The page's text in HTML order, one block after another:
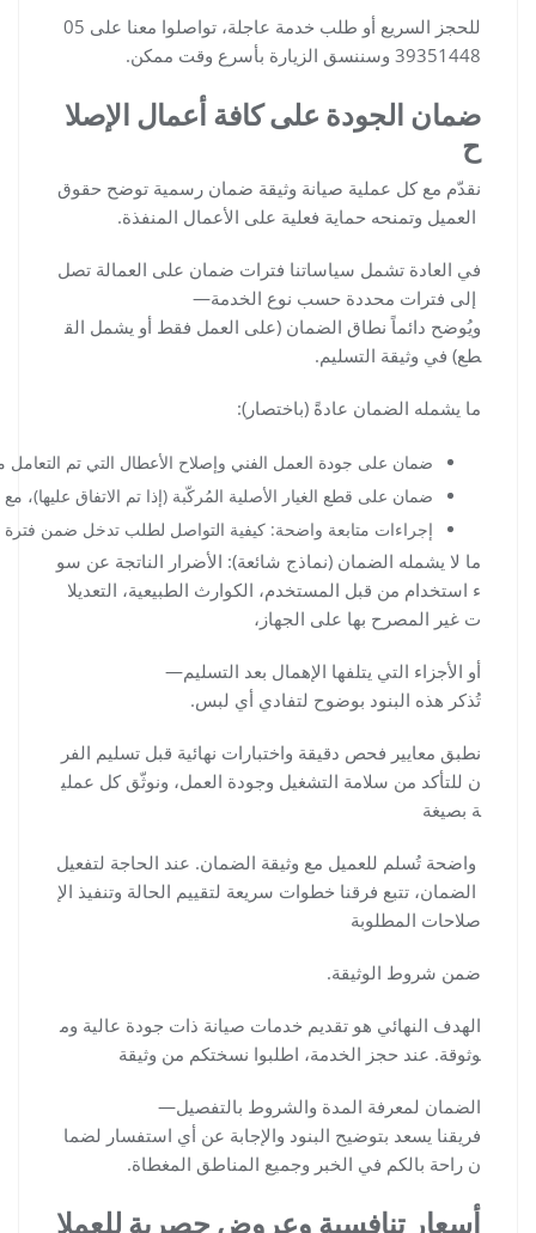
للحجز السريع أو طلب خدمة عاجلة، تواصلوا معنا على 05
39351448 وسننسق الزيارة بأسرع وقت ممكن.
ضمان الجودة على كافة أعمال الإصلا
ح
نقدّم مع كل عملية صيانة وثيقة ضمان رسمية توضح حقوق
العميل وتمنحه حماية فعلية على الأعمال المنفذة.
في العادة تشمل سياساتنا فترات ضمان على العمالة تصل
إلى فترات محددة حسب نوع الخدمة—
ويُوضح دائماً نطاق الضمان (على العمل فقط أو يشمل الق
طع) في وثيقة التسليم.
ما يشمله الضمان عادةً (باختصار):
ضمان على جودة العمل الفني وإصلاح الأعطال التي تم التعامل
ضمان على قطع الغيار الأصلية المُركّبة (إذا تم الاتفاق
إجراءات متابعة واضحة: كيفية التواصل لطلب تدخل ضمن فترة
ما لا يشمله الضمان (نماذج شائعة): الأضرار الناتجة عن سو
ء استخدام من قبل المستخدم، الكوارث الطبيعية، التعديلا
ت غير المصرح بها على الجهاز،
أو الأجزاء التي يتلفها الإهمال بعد التسليم—
تُذكر هذه البنود بوضوح لتفادي أي لبس.
نطبق معايير فحص دقيقة واختبارات نهائية قبل تسليم الفر
ن للتأكد من سلامة التشغيل وجودة العمل، ونوثّق كل عملي
ة بصيغة
واضحة تُسلم للعميل مع وثيقة الضمان. عند الحاجة لتفعيل
الضمان، تتبع فرقنا خطوات سريعة لتقييم الحالة وتنفيذ الإ
صلاحات المطلوبة
ضمن شروط الوثيقة.
الهدف النهائي هو تقديم خدمات صيانة ذات جودة عالية وم
وثوقة. عند حجز الخدمة، اطلبوا نسختكم من وثيقة
الضمان لمعرفة المدة والشروط بالتفصيل—
فريقنا يسعد بتوضيح البنود والإجابة عن أي استفسار لضما
ن راحة بالكم في الخبر وجميع المناطق المغطاة.
أسعار تنافسية وعروض حصرية للعملا